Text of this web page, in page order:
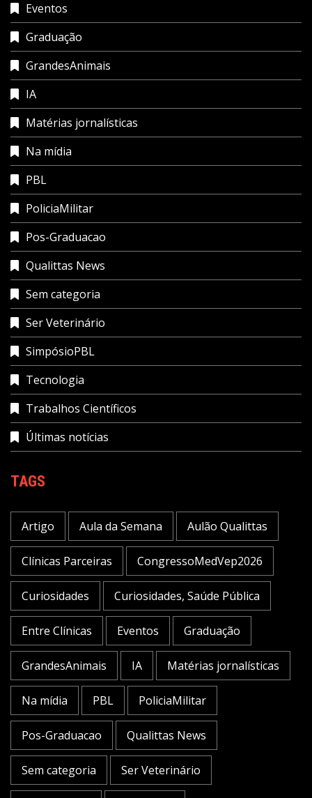
Eventos
Graduação
GrandesAnimais
IA
Matérias jornalísticas
Na mídia
PBL
PoliciaMilitar
Pos-Graduacao
Qualittas News
Sem categoria
Ser Veterinário
SimpósioPBL
Tecnologia
Trabalhos Científicos
Últimas notícias
TAGS
Artigo Aula da Semana Aulão Qualittas
Clínicas Parceiras CongressoMedVep2026
Curiosidades Curiosidades, Saúde Pública
Entre Clínicas Eventos Graduação
GrandesAnimais IA Matérias jornalísticas
Na mídia PBL PoliciaMilitar
Pos-Graduacao Qualittas News
Sem categoria Ser Veterinário